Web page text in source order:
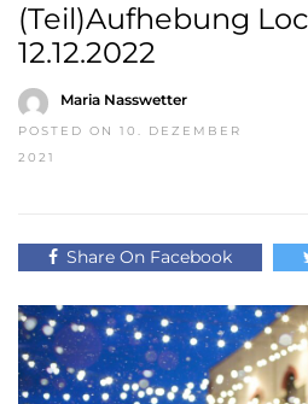
(Teil)Aufhebung
12.12.2022
Maria Nasswetter
POSTED ON 10. DEZEMBER
2021
Share On Facebook